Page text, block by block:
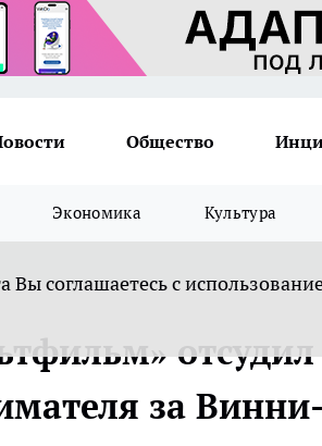
Общество
Экономика Культура
Вы соглашаетесь с
отсудил
за